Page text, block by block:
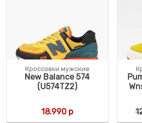
Кроссовки мужские
New Balance 574
(U574TZ2)
18.990 р